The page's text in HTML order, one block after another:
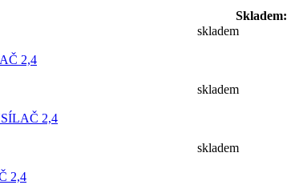
Skladem:
2,4
skladem
2,4
skladem
2,4
skladem